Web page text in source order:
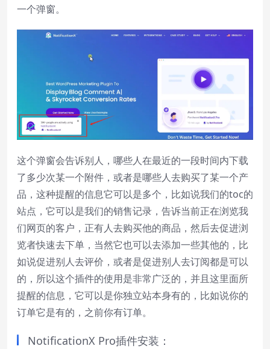
Remaining Time
Chapters
Descriptions
descriptions off
, selected
Subtitles
subtitles settings
, opens subtitles
settings dialog
subtitles off , selected
Audio Track
Picture-in-Picture
Fullscreen
This is a modal window.
Beginning of dialog window. Escape will
cancel and close the window.
Color
Transparency
一个弹窗。
这个弹窗会告诉别人，哪些人在最近的一段时间内下载
了多少次某一个附件，或者是哪些人去购买了某一个产
品，这种提醒的信息它可以是多个，比如说我们的toc的
站点，它可以是我们的销售记录，告诉当前正在浏览我
们网页的客户，正有人去购买他的商品，然后去促进浏
览者快速去下单，当然它也可以去添加一些其他的，比
如说促进别人去评价，或者是促进别人去订阅都是可以
的，所以这个插件的使用是非常广泛的，并且这里面所
提醒的信息，它可以是你独立站本身有的，比如说你的
订单它是有的，之前你有订单。
NotificationX Pro插件安装：